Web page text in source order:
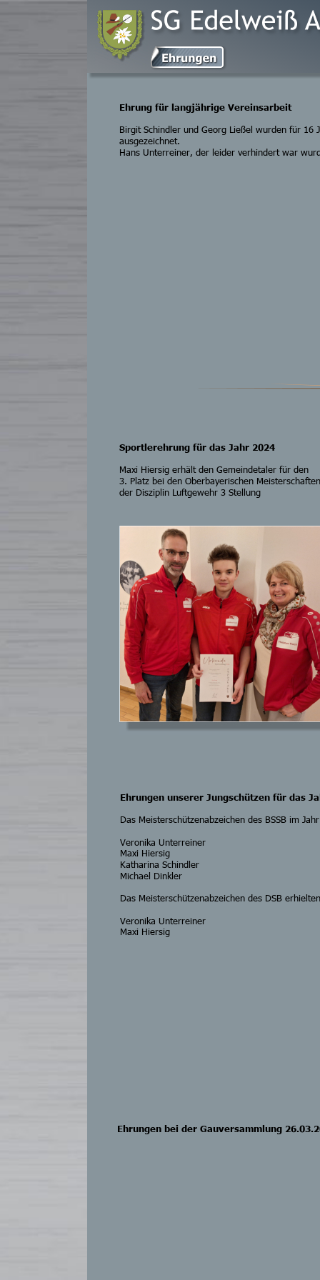
Ehrungen bei der Gauversammlung
Ehrungen unserer Jungschützen für das
Das Meisterschützenabzeichen des BSSB im
Veronika Unterreiner
Maxi Hiersig
Katharina Schindler
Michael Dinkler
Das Meisterschützenabzeichen des DSB
Veronika Unterreiner
Maxi Hiersig
Sportlerehrung für das Jahr 2024
Maxi Hiersig erhält den Gemeindetaler für den
3. Platz bei den Oberbayerischen
der Disziplin Luftgewehr 3 Stellung
Ehrung für langjährige Vereinsarbeit
Birgit Schindler und Georg Ließel wurden für 16
ausgezeichnet.
Hans Unterreiner, der leider verhindert war